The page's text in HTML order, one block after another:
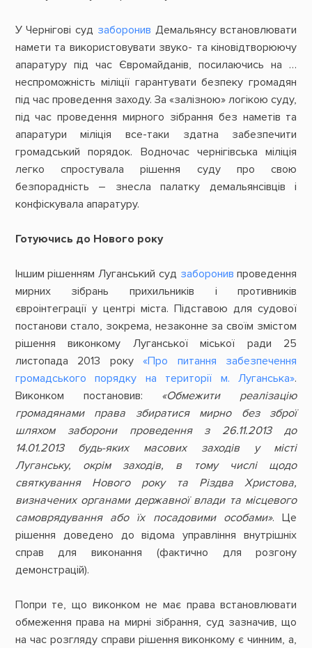
У Чернігові суд заборонив Демальянсу встановлювати
намети та використовувати звуко- та кіновідтворюючу
апаратуру під час Євромайданів, посилаючись на …
неспроможність міліції гарантувати безпеку громадян
під час проведення заходу. За «залізною» логікою суду,
під час проведення мирного зібрання без наметів та
апаратури міліція все-таки здатна забезпечити
громадський порядок. Водночас чернігівська міліція
легко спростувала рішення суду про свою
безпорадність – знесла палатку демальянсівців і
конфіскувала апаратуру.
Готуючись до Нового року
Іншим рішенням Луганський суд заборонив проведення
мирних зібрань прихильників і противників
євроінтеграції у центрі міста. Підставою для судової
постанови стало, зокрема, незаконне за своїм змістом
рішення виконкому Луганської міської ради 25
листопада 2013 року«Про питання забезпечення
громадського порядку на території м. Луганська».
Виконком постановив: «Обмежити реалізацію
громадянами права збиратися мирно без зброї
шляхом заборони проведення з 26.11.2013 до
14.01.2013 будь-яких масових заходів у місті
Луганську, окрім заходів, в тому числі щодо
святкування Нового року та Різдва Христова,
визначених органами державної влади та місцевого
самоврядування або їх посадовими особами». Це
рішення доведено до відома управління внутрішніх
справ для виконання (фактично для розгону
демонстрацій).
Попри те, що виконком не має права встановлювати
обмеження права на мирні зібрання, суд зазначив, що
на час розгляду справи рішення виконкому є чинним, а,